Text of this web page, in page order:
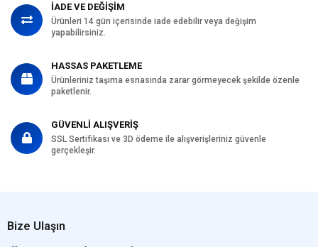
İADE VE DEĞİŞİM
Ürünleri 14 gün içerisinde iade edebilir veya değişim
yapabilirsiniz.
HASSAS PAKETLEME
Ürünleriniz taşıma esnasında zarar görmeyecek şekilde özenle
paketlenir.
GÜVENLİ ALIŞVERİŞ
SSL Sertifikası ve 3D ödeme ile alışverişleriniz güvenle
gerçekleşir.
Bize Ulaşın